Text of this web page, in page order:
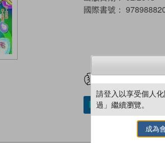
國際書號：
加入／閱讀電子
請登入以享受個人
過」繼續瀏覽。
成為